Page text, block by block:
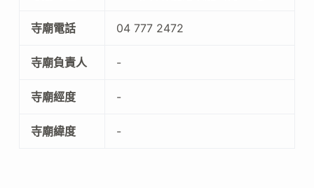
寺廟電話 04 777 2472
寺廟負責人 -
寺廟經度 -
寺廟緯度 -